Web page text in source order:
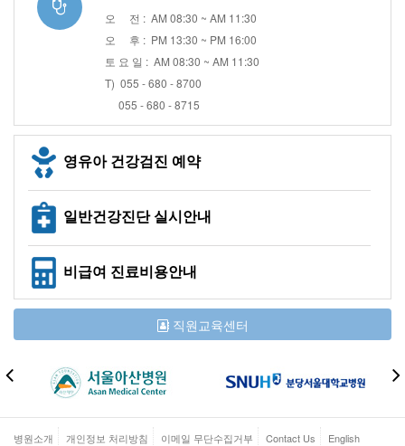
오 전 : AM 08:30 ~ AM 11:30
오 후 : PM 13:30 ~ PM 16:00
토 요 일 : AM 08:30 ~ AM 11:30
T) 055 - 680 - 8700
055 - 680 - 8715
영유아 건강검진 예약
일반건강진단 실시안내
비급여 진료비용안내
직원교육센터
병원소개 개인정보 처리방침 이메일 무단수집거부 Contact Us English